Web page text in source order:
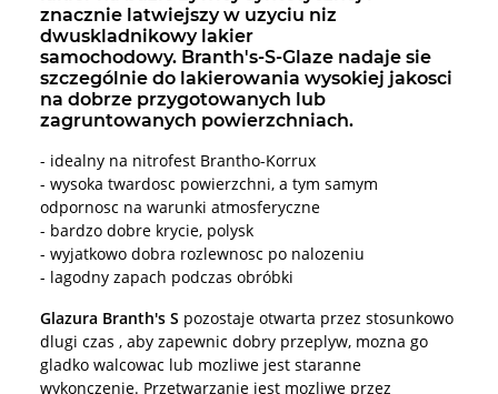
znacznie latwiejszy w uzyciu niz
dwuskladnikowy lakier
samochodowy. Branth's-S-Glaze nadaje sie
szczególnie do lakierowania wysokiej jakosci
na dobrze przygotowanych lub
zagruntowanych powierzchniach.
- idealny na nitrofest Brantho-Korrux
- wysoka twardosc powierzchni, a tym samym
odpornosc na warunki atmosferyczne
- bardzo dobre krycie, polysk
- wyjatkowo dobra rozlewnosc po nalozeniu
- lagodny zapach podczas obróbki
Glazura Branth's S pozostaje otwarta przez stosunkowo
dlugi czas , aby zapewnic dobry przeplyw, mozna go
gladko walcowac lub mozliwe jest staranne
wykonczenie. Przetwarzanie jest mozliwe przez